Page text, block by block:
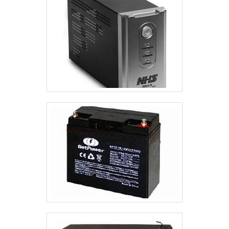
auto transformador a seco ip21, na essência da empresa, a
mesma deve prezar pelos produtos e serviços com ótima
qualidade e precisão, pontos importantes que ficam de fora
no planejamento de organizações que visam apenas o lucro,
deixando a desejar nos outros fatores.É por tudo isso que a
TBR Transformadores é uma empresa responsável quando
falamos de companhias do segmento de fabricação de
transformadores. O foco é oferecer sempre a qualidade final
para fidelização do cliente com parcerias
duradouras.REFERÊNCIA DE QUALIDADE NO
SEGMENTOSomente na TBR Transformadores as melhores
opções sempre estão à disposição quando se procura
soluções para fabricação de transformadores. Líder em
qualidade, eles oferecem uma variedade de itens como
conserto de auto transformador e transformador a óleo com
ótima qualidade e proteção.A empresa conta com um time